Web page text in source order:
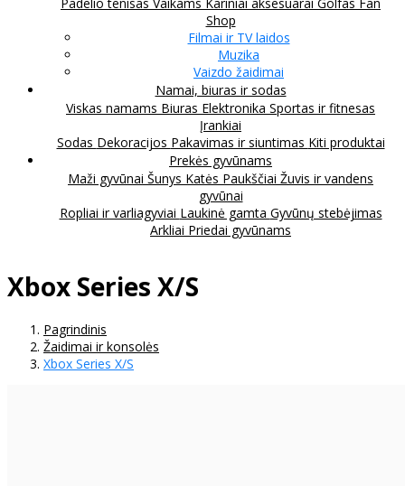
Shop
Filmai ir TV laidos
Muzika
Vaizdo žaidimai
Namai, biuras ir sodas
Viskas namams Biuras Elektronika Sportas ir fitnesas
Įrankiai
Sodas Dekoracijos Pakavimas ir siuntimas Kiti produktai
Prekės gyvūnams
Maži gyvūnai Šunys Katės Paukščiai Žuvis ir vandens
gyvūnai
Ropliai ir varliagyviai Laukinė gamta Gyvūnų stebėjimas
Arkliai Priedai gyvūnams
Xbox Series X/S
Pagrindinis
Žaidimai ir konsolės
Xbox Series X/S